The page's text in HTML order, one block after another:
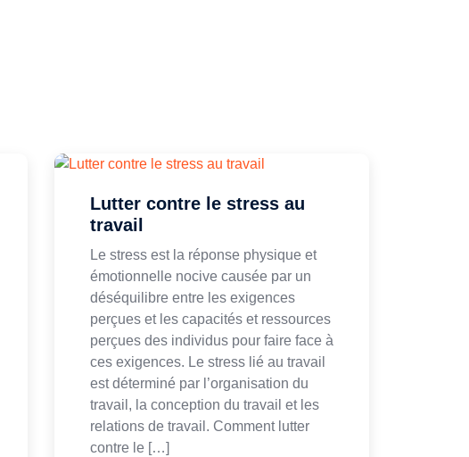
Lutter contre le stress au
travail
Le stress est la réponse physique et
émotionnelle nocive causée par un
déséquilibre entre les exigences
perçues et les capacités et ressources
perçues des individus pour faire face à
ces exigences. Le stress lié au travail
est déterminé par l’organisation du
travail, la conception du travail et les
relations de travail. Comment lutter
contre le […]